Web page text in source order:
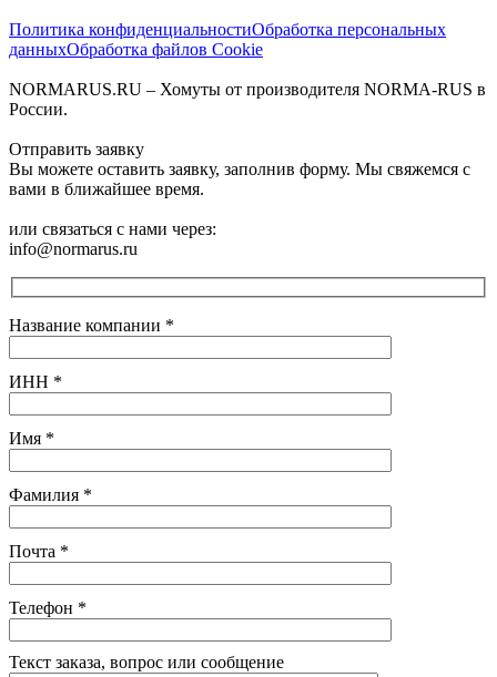
Политика конфиденциальностиОбработка персональных
данныхОбработка файлов Cookie
NORMARUS.RU – Хомуты от производителя NORMA-RUS в
России.
Отправить заявку
Вы можете оставить заявку, заполнив форму. Мы свяжемся с
вами в ближайшее время.
или связаться с нами через:
info@normarus.ru
Название компании *
ИНН *
Имя *
Фамилия *
Почта *
Телефон *
Текст заказа, вопрос или сообщение